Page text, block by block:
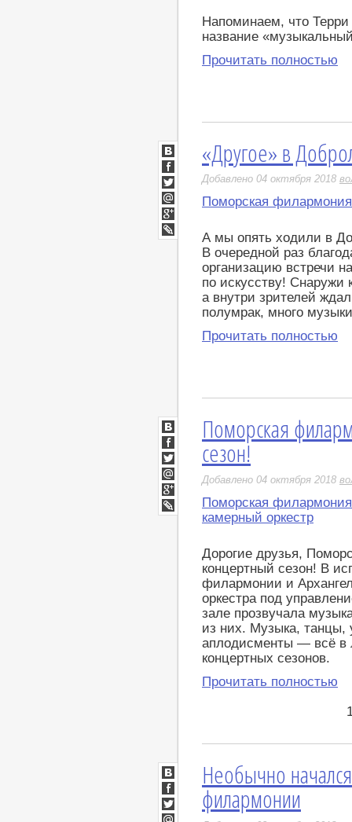
Напоминаем, что
название
Прочитать полностью
«Другое» в
Добавлено 04 октября 2018
Поморская филармония
А мы опять ходили в
В очередной раз
организацию встречи
по искусству! Снаружи
а внутри зрителей
полумрак, много
Прочитать полностью
ВКонтакте
Facebook
Twitter
Мой
Мир
Google+
LiveJournal
Поморская
сезон!
Добавлено 04 октября 2018
Поморская филармония
камерный оркестр
Дорогие друзья,
концертный сезон! В
филармонии и
оркестра под
зале прозвучала
из них. Музыка,
аплодисменты — всё в
концертных сезонов.
Прочитать полностью
ВКонтакте
Facebook
Twitter
Мой
Мир
Google+
LiveJournal
Необычно
филармонии
ВКонтакте
Facebook
Twitter